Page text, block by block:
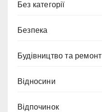
Без категорії
Безпека
Будівництво та ремонт
Відносини
Відпочинок